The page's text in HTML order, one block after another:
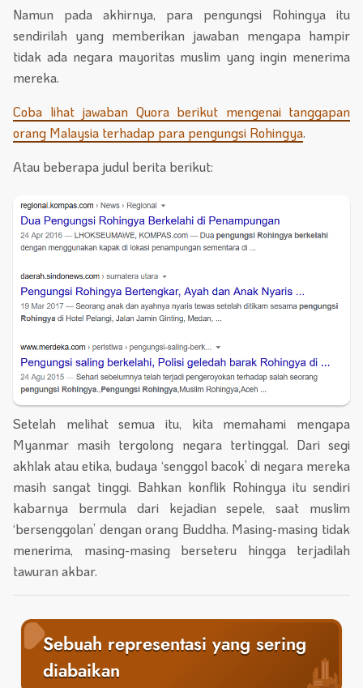
Namun pada akhirnya, para pengungsi Rohingya itu
sendirilah yang memberikan jawaban mengapa hampir
tidak ada negara mayoritas muslim yang ingin menerima
mereka.
Coba lihat jawaban Quora berikut mengenai tanggapan
orang Malaysia terhadap para pengungsi Rohingya.
Atau beberapa judul berita berikut:
Setelah melihat semua itu, kita memahami mengapa
Myanmar masih tergolong negara tertinggal. Dari segi
akhlak atau etika, budaya ‘senggol bacok’ di negara mereka
masih sangat tinggi. Bahkan konflik Rohingya itu sendiri
kabarnya bermula dari kejadian sepele, saat muslim
‘bersenggolan’ dengan orang Buddha. Masing-masing tidak
menerima, masing-masing berseteru hingga terjadilah
tawuran akbar.
Sebuah representasi yang sering
diabaikan